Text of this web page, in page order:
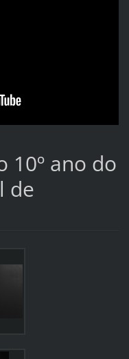
10º ano do
de